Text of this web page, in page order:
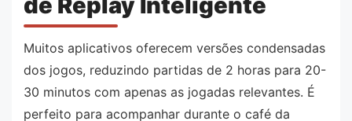
Muitos aplicativos oferecem versões condensadas
dos jogos, reduzindo partidas de 2 horas para 20-
30 minutos com apenas as jogadas relevantes. É
perfeito para acompanhar durante o café da